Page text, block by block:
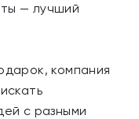
— лучший
компания
с разными